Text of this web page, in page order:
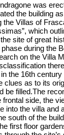
was
the building
Villas of
which
site of great
during the
on the Villa
the 16th
clues as to its
be filled.The
side, the
into the villa and
south of the
first floor